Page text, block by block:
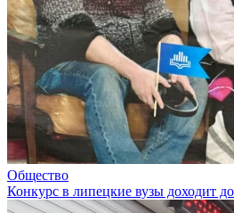
Общество
Конкурс в липецкие вузы доходит